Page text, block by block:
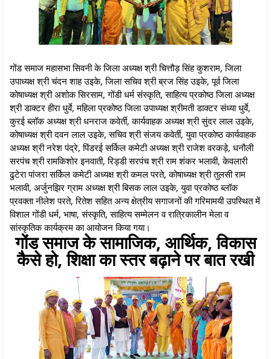
गोंड समाज महासभा सिवनी के जिला अध्यक्ष श्री चित्तौड़ सिंह कुशराम, जिला
उपाध्यक्ष श्री चंदन शाह उइके, जिला सचिव श्री ब्रज सिंह उइके, पूर्व जिला
कोषाध्यक्ष श्री अशोक सिरसाम, गोंडी धर्म संस्कृति, साहित्य प्रकोष्ठ जिला अध्यक्ष
श्री डाक्टर हीरा धुर्वे, महिला प्रकोष्ठ जिला उपाध्यक्ष श्रीमती डाक्टर संध्या धुर्वे,
कुरई ब्लॉक अध्यक्ष श्री धनराज कवेर्ती, कार्यवाहक अध्यक्ष श्री सुंदर लाल उइके,
कोषाध्यक्ष श्री दवन लाल उइके, सचिव श्री संजय कवेर्ती, युवा प्रकोष्ठ कार्यवाहक
अध्यक्ष श्री नरेश पंद्रे, पिंडरई सर्किल कमेटी अध्यक्ष श्री राजेश वरकड़े, धनौली
सरपंच श्री रामकिशोर इनवाती, रिड्डी सरपंच श्री राम शंकर भलावी, केवलारी
ढुटेरा पांजरा सर्किल कमेटी अध्यक्ष श्री कमल परते, कोषाध्यक्ष श्री तुलसी राम
भलावी, अर्जुनझिर ग्राम अध्यक्ष श्री बिसक लाल उइके, युवा प्रकोष्ठ ब्लॉक
प्रवक्ता नीलेश परते, रितेश सहित अन्य क्षेत्रीय सगाजनों की गरिमामयी उपस्थित में
विशाल गोंडी धर्म, भाषा, संस्कृति, साहित्य सम्मेलन व रात्रिकालीन मेला व
सांस्कृतिक कार्यक्रम का आयोजन किया गया।
गोंड समाज के सामाजिक, आर्थिक, विकास
कैसे हो, शिक्षा का स्तर बढ़ाने पर बात रखी